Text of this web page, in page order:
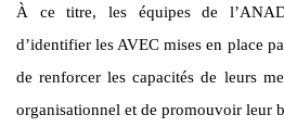
À ce titre, les équipes de
d’identifier les AVEC mises en place
de renforcer les capacités de leurs
organisationnel et de promouvoir leur